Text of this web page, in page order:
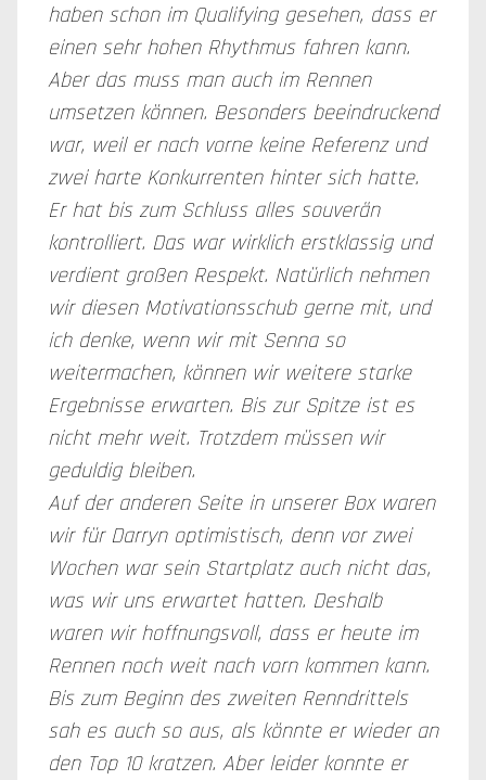
haben schon im Qualifying gesehen, dass er
einen sehr hohen Rhythmus fahren kann.
Aber das muss man auch im Rennen
umsetzen können. Besonders beeindruckend
war, weil er nach vorne keine Referenz und
zwei harte Konkurrenten hinter sich hatte.
Er hat bis zum Schluss alles souverän
kontrolliert. Das war wirklich erstklassig und
verdient großen Respekt. Natürlich nehmen
wir diesen Motivationsschub gerne mit, und
ich denke, wenn wir mit Senna so
weitermachen, können wir weitere starke
Ergebnisse erwarten. Bis zur Spitze ist es
nicht mehr weit. Trotzdem müssen wir
geduldig bleiben.
Auf der anderen Seite in unserer Box waren
wir für Darryn optimistisch, denn vor zwei
Wochen war sein Startplatz auch nicht das,
was wir uns erwartet hatten. Deshalb
waren wir hoffnungsvoll, dass er heute im
Rennen noch weit nach vorn kommen kann.
Bis zum Beginn des zweiten Renndrittels
sah es auch so aus, als könnte er wieder an
den Top 10 kratzen. Aber leider konnte er